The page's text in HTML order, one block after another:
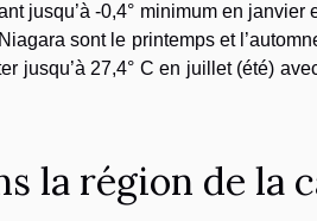
jusqu’à -0,4° minimum en janvier
sont le printemps et
jusqu’à 27,4° C en juillet (été)
la région de la